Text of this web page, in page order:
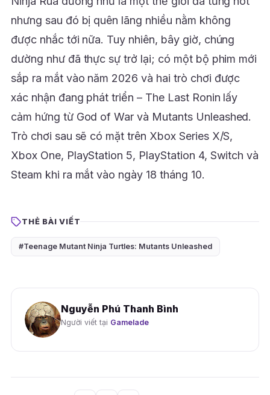
nhưng sau đó bị quên lãng nhiều nằm không
được nhắc tới nữa. Tuy nhiên, bây giờ, chúng
dường như đã thực sự trở lại; có một bộ phim mới
sắp ra mắt vào năm 2026 và hai trò chơi được
xác nhận đang phát triển – The Last Ronin lấy
cảm hứng từ God of War và Mutants Unleashed.
Trò chơi sau sẽ có mặt trên Xbox Series X/S,
Xbox One, PlayStation 5, PlayStation 4, Switch và
Steam khi ra mắt vào ngày 18 tháng 10.
THẺ BÀI VIẾT
#Teenage Mutant Ninja Turtles: Mutants Unleashed
Nguyễn Phú Thanh Bình
Người viết tại Gamelade